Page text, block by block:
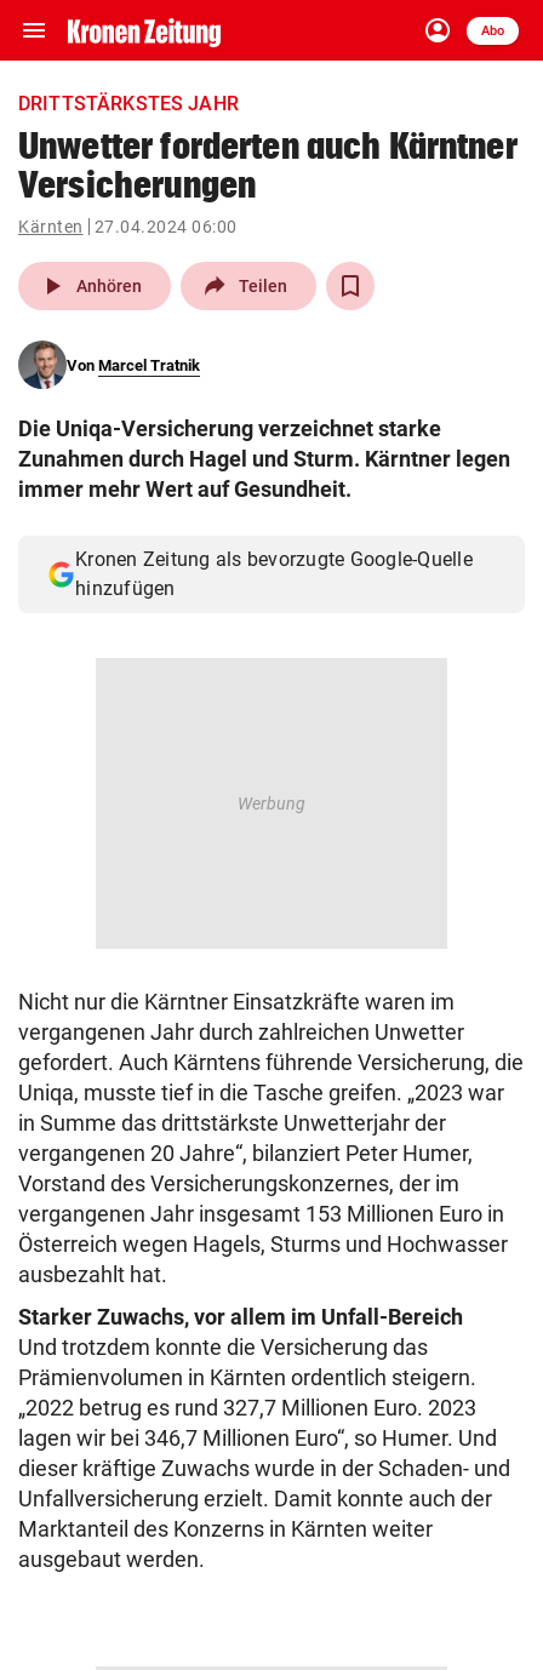
menu Navigation
ein-/ausklappen
account_circle
Anmelden
Abo
close Schließen
account_circle Anmelden
pin_drop
Wien arrow_right
search
eingeben
© Krone Multimedia GmbH & Co KG 2026
Muthgasse 2, 1190 Wien
DRITTSTÄRKSTES JAHR
Unwetter forderten auch Kärntner
Versicherungen
Kärnten 27.04.2024 06:00
play_arrow Anhören Teilen
Von Marcel Tratnik
Die Uniqa-Versicherung verzeichnet starke
Zunahmen durch Hagel und Sturm. Kärntner legen
immer mehr Wert auf Gesundheit.
Kronen Zeitung als bevorzugte Google-Quelle
hinzufügen
Nicht nur die Kärntner Einsatzkräfte waren im
vergangenen Jahr durch zahlreichen Unwetter
gefordert. Auch Kärntens führende Versicherung, die
Uniqa, musste tief in die Tasche greifen. „2023 war
in Summe das drittstärkste Unwetterjahr der
vergangenen 20 Jahre“, bilanziert Peter Humer,
Vorstand des Versicherungskonzernes, der im
vergangenen Jahr insgesamt 153 Millionen Euro in
Österreich wegen Hagels, Sturms und Hochwasser
ausbezahlt hat.
Starker Zuwachs, vor allem im Unfall-Bereich
Und trotzdem konnte die Versicherung das
Prämienvolumen in Kärnten ordentlich steigern.
„2022 betrug es rund 327,7 Millionen Euro. 2023
lagen wir bei 346,7 Millionen Euro“, so Humer. Und
dieser kräftige Zuwachs wurde in der Schaden- und
Unfallversicherung erzielt. Damit konnte auch der
Marktanteil des Konzerns in Kärnten weiter
ausgebaut werden.